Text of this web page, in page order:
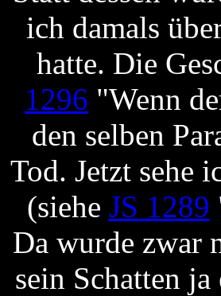
ich damals
hatte. Die
1296 "Wenn
den selben
Tod. Jetzt sehe
(siehe JS 1289
Da wurde zwar
sein Schatten